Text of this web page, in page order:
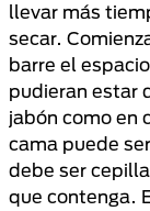
llevar más
secar.
barre el
pudieran estar
jabón como en
cama puede
debe ser
que contenga.